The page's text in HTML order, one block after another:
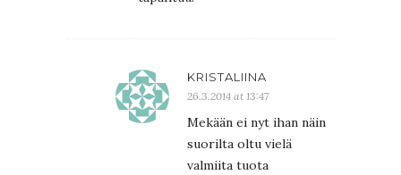
KRISTALIINA
26.3.2014 at 13:47
Mekään ei nyt ihan näin
suorilta oltu vielä
valmiita tuota